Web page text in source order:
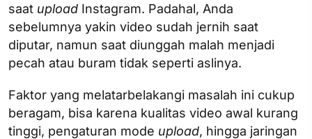
saat upload Instagram. Padahal, Anda
sebelumnya yakin video sudah jernih saat
diputar, namun saat diunggah malah menjadi
pecah atau buram tidak seperti aslinya.
Faktor yang melatarbelakangi masalah ini cukup
beragam, bisa karena kualitas video awal kurang
tinggi, pengaturan mode upload, hingga jaringan